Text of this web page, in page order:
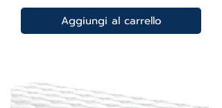
Aggiungi al carrello